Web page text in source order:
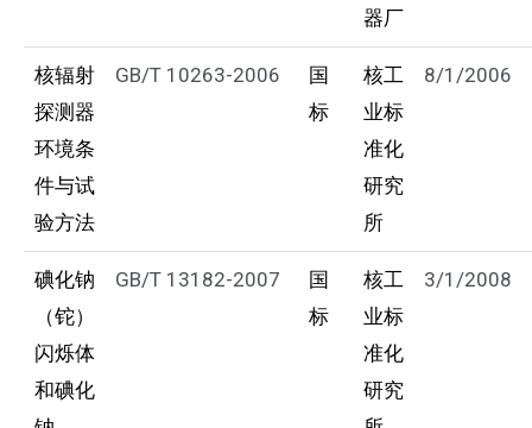
器厂
核辐射
探测器
环境条
件与试
验方法
GB/T 10263-2006
国
标
核工
业标
准化
研究
所
8/1/2006
碘化钠
（铊）
闪烁体
和碘化
GB/T 13182-2007
国
标
核工
业标
准化
研究
3/1/2008